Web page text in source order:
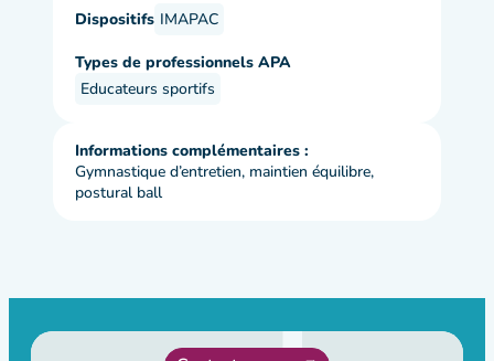
Dispositifs IMAPAC
Types de professionnels APA
Educateurs sportifs
Informations complémentaires :
Gymnastique d’entretien, maintien équilibre,
postural ball